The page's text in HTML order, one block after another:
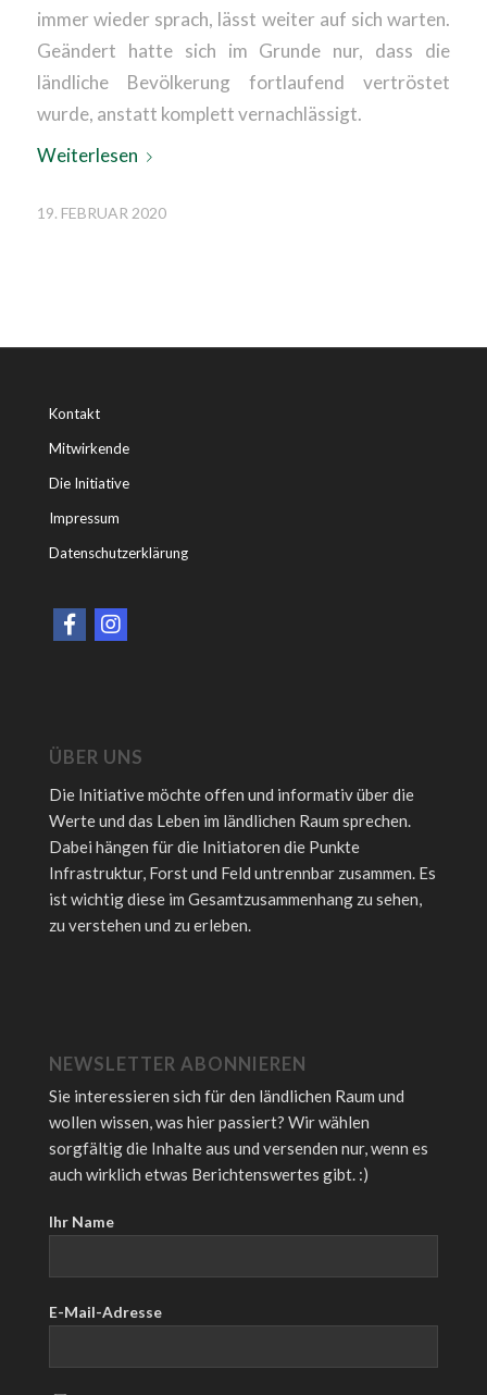
immer wieder sprach, lässt weiter auf sich warten.
Geändert hatte sich im Grunde nur, dass die
ländliche Bevölkerung fortlaufend vertröstet
wurde, anstatt komplett vernachlässigt.
Weiterlesen
19. FEBRUAR 2020
Kontakt
Mitwirkende
Die Initiative
Impressum
Datenschutzerklärung
ÜBER UNS
Die Initiative möchte offen und informativ über die
Werte und das Leben im ländlichen Raum sprechen.
Dabei hängen für die Initiatoren die Punkte
Infrastruktur, Forst und Feld untrennbar zusammen. Es
ist wichtig diese im Gesamtzusammenhang zu sehen,
zu verstehen und zu erleben.
NEWSLETTER ABONNIEREN
Sie interessieren sich für den ländlichen Raum und
wollen wissen, was hier passiert? Wir wählen
sorgfältig die Inhalte aus und versenden nur, wenn es
auch wirklich etwas Berichtenswertes gibt. :)
Ihr Name
E-Mail-Adresse